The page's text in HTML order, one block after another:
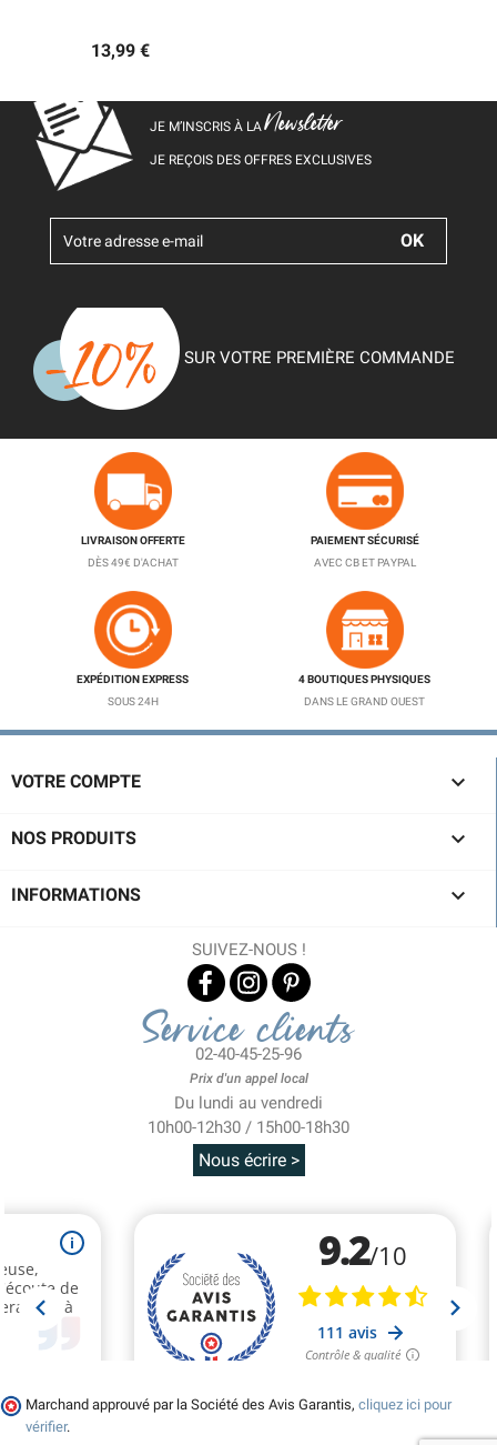
(1 avis)
13,99 €
JE M’INSCRIS À LANewsletter
JE REÇOIS DES OFFRES EXCLUSIVES
SUR VOTRE PREMIÈRE COMMANDE
LIVRAISON OFFERTE
DÈS 49€ D'ACHAT
PAIEMENT SÉCURISÉ
AVEC CB ET PAYPAL
EXPÉDITION EXPRESS
SOUS 24H
4 BOUTIQUES PHYSIQUES
DANS LE GRAND OUEST
VOTRE COMPTE 
NOS PRODUITS 
INFORMATIONS 
SUIVEZ-NOUS !
Service clients
02-40-45-25-96
Prix d'un appel local
Du lundi au vendredi
10h00-12h30 / 15h00-18h30
Nous écrire >
Marchand approuvé par la Société des Avis Garantis, cliquez ici pour
vérifier.